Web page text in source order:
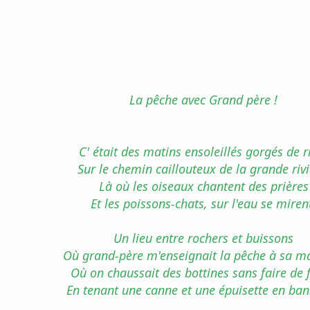
La pêche avec Grand père !
C' était des matins ensoleillés gorgés de
Sur le chemin caillouteux de la grande
Là où les oiseaux chantent des prières
Et les poissons-chats, sur l'eau se
Un lieu entre rochers et buissons
Où grand-père m'enseignait la pêche à sa
Où on chaussait des bottines sans faire de
En tenant une canne et une épuisette en